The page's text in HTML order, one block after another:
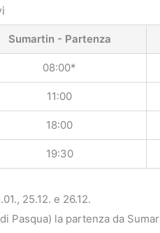
Sumartin - Partenza
08:00*
11:00
18:00
19:30
25.12. e 26.12.
Pasqua) la partenza da